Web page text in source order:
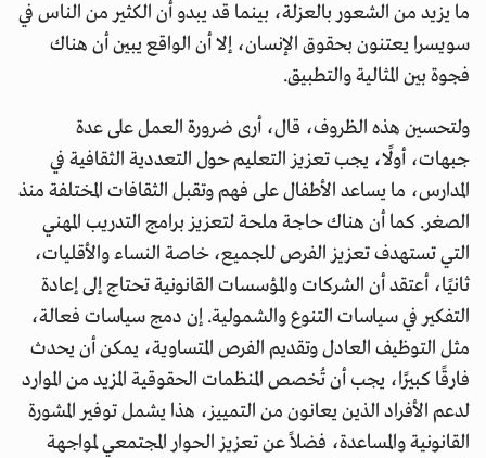
ما يزيد من الشعور بالعزلة، بينما قد يبدو أن الكثير من الناس في
سويسرا يعتنون بحقوق الإنسان، إلا أن الواقع يبين أن هناك
فجوة بين المثالية والتطبيق.
ولتحسين هذه الظروف، قال، أرى ضرورة العمل على عدة
جبهات، أولًا، يجب تعزيز التعليم حول التعددية الثقافية في
المدارس، ما يساعد الأطفال على فهم وتقبل الثقافات المختلفة منذ
الصغر. كما أن هناك حاجة ملحة لتعزيز برامج التدريب المهني
التي تستهدف تعزيز الفرص للجميع، خاصة النساء والأقليات،
ثانيًا، أعتقد أن الشركات والمؤسسات القانونية تحتاج إلى إعادة
التفكير في سياسات التنوع والشمولية. إن دمج سياسات فعالة،
مثل التوظيف العادل وتقديم الفرص المتساوية، يمكن أن يحدث
فارقًا كبيرًا، يجب أن تُخصص المنظمات الحقوقية المزيد من الموارد
لدعم الأفراد الذين يعانون من التمييز، هذا يشمل توفير المشورة
القانونية والمساعدة، فضلاً عن تعزيز الحوار المجتمعي لمواجهة